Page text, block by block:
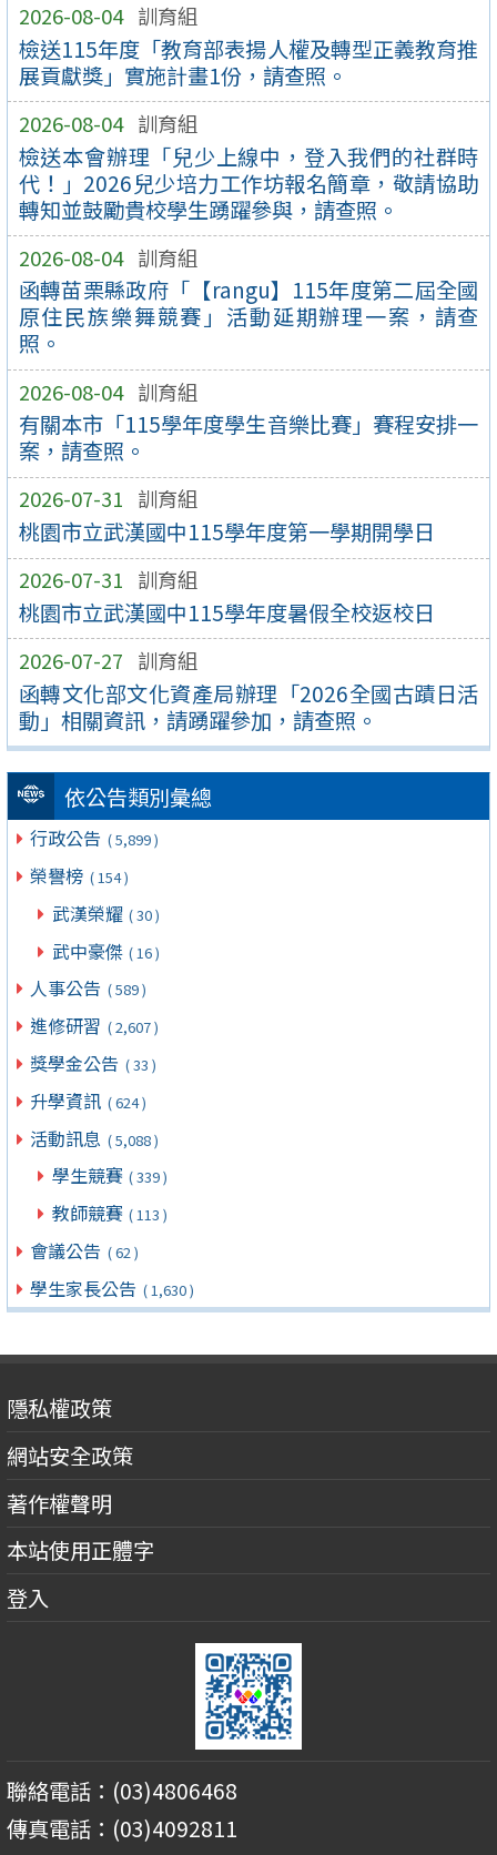
2026-08-04 訓育組
檢送115年度「教育部表揚人權及轉型正義教育推
展貢獻獎」實施計畫1份，請查照。
2026-08-04 訓育組
檢送本會辦理「兒少上線中，登入我們的社群時
代！」2026兒少培力工作坊報名簡章，敬請協助
轉知並鼓勵貴校學生踴躍參與，請查照。
2026-08-04 訓育組
函轉苗栗縣政府「【rangu】115年度第二屆全國
原住民族樂舞競賽」活動延期辦理一案，請查
照。
2026-08-04 訓育組
有關本市「115學年度學生音樂比賽」賽程安排一
案，請查照。
2026-07-31 訓育組
桃園市立武漢國中115學年度第一學期開學日
2026-07-31 訓育組
桃園市立武漢國中115學年度暑假全校返校日
2026-07-27 訓育組
函轉文化部文化資產局辦理「2026全國古蹟日活
動」相關資訊，請踴躍參加，請查照。
依公告類別彙總
行政公告 ( 5,899 )
榮譽榜 ( 154 )
武漢榮耀 ( 30 )
武中豪傑 ( 16 )
人事公告 ( 589 )
進修研習 ( 2,607 )
獎學金公告 ( 33 )
升學資訊 ( 624 )
活動訊息 ( 5,088 )
學生競賽 ( 339 )
教師競賽 ( 113 )
會議公告 ( 62 )
學生家長公告 ( 1,630 )
隱私權政策
網站安全政策
著作權聲明
本站使用正體字
登入
聯絡電話：(03)4806468
傳真電話：(03)4092811